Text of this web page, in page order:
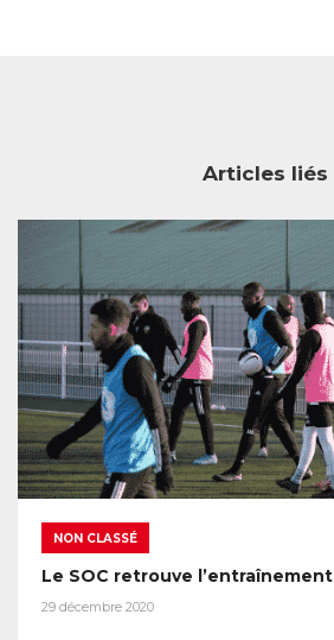
Articles liés
NON CLASSÉ
Le SOC retrouve l’entraînement
29 décembre 2020